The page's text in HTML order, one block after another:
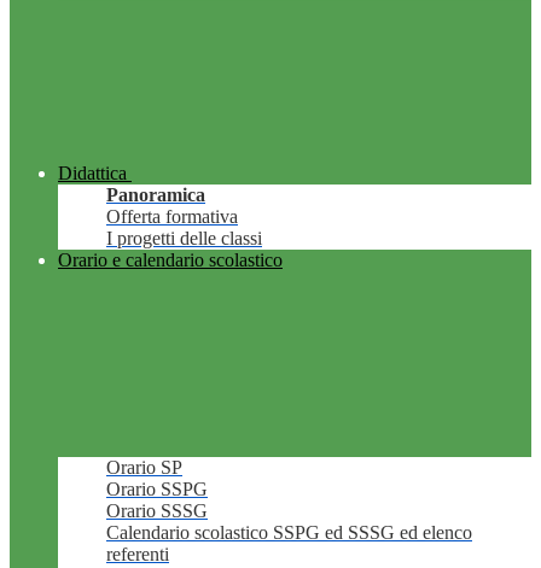
Didattica
Panoramica
Offerta formativa
I progetti delle classi
Orario e calendario scolastico
Orario SP
Orario SSPG
Orario SSSG
Calendario scolastico SSPG ed SSSG ed elenco
referenti